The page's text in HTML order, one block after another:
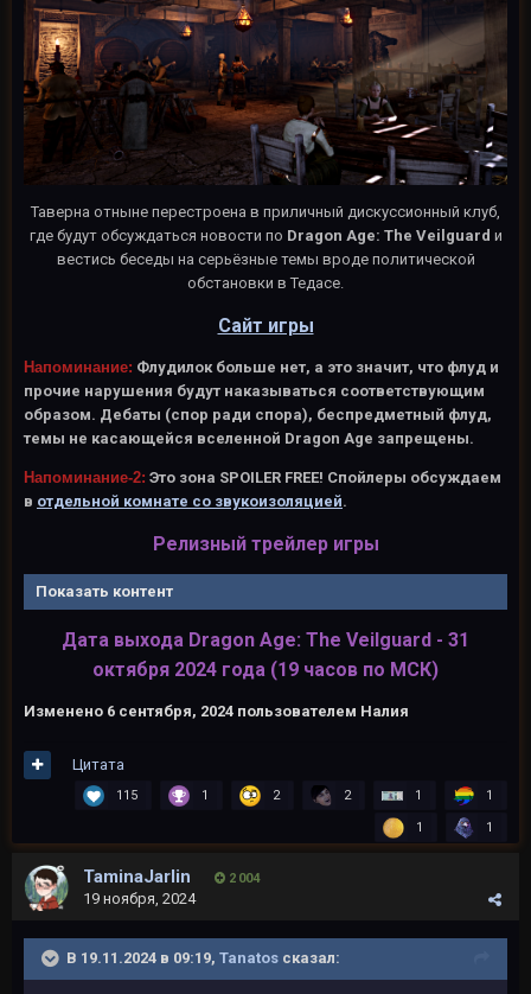
Таверна отныне перестроена в приличный дискуссионный клуб,
где будут обсуждаться новости по Dragon Age: The Veilguard и
вестись беседы на серьёзные темы вроде политической
обстановки в Тедасе.
Сайт игры
Напоминание: Флудилок больше нет, а это значит, что флуд и
прочие нарушения будут наказываться соответствующим
образом. Дебаты (спор ради спора), беспредметный флуд,
темы не касающейся вселенной Dragon Age запрещены.
Напоминание-2: Это зона SPOILER FREE! Спойлеры обсуждаем
в отдельной комнате со звукоизоляцией.
Релизный трейлер игры
Показать контент
Дата выхода Dragon Age: The Veilguard - 31
октября 2024 года (19 часов по МСК)
Изменено 6 сентября, 2024 пользователем Налия
115 1 2 2 1 1
1 1
Цитата
TaminaJarlin 2 004
19 ноября, 2024
В 19.11.2024 в 09:19, Tanatos сказал: